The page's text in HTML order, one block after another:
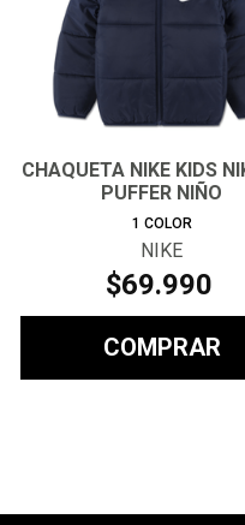
CHAQUETA NIKE KIDS
PUFFER NIÑO
1 COLOR
NIKE
$69.990
COMPRAR